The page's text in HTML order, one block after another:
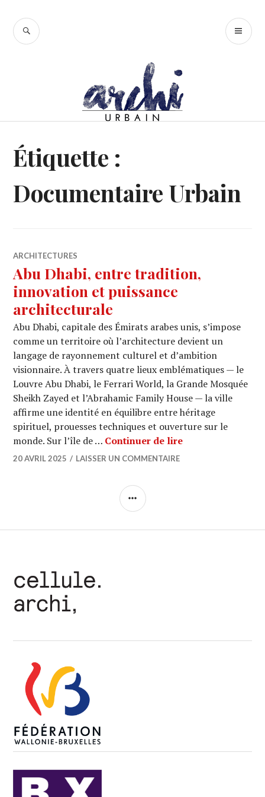
contenu
RECHERCHE
Étiquette :
Documentaire Urbain
ARCHITECTURES
Abu Dhabi, entre tradition,
innovation et puissance
architecturale
Abu Dhabi, capitale des Émirats arabes unis, s’impose
comme un territoire où l’architecture devient un
langage de rayonnement culturel et d’ambition
visionnaire. À travers quatre lieux emblématiques — le
Louvre Abu Dhabi, le Ferrari World, la Grande Mosquée
Sheikh Zayed et l’Abrahamic Family House — la ville
affirme une identité en équilibre entre héritage
spirituel, prouesses techniques et ouverture sur le
monde. Sur l’île de … Continuer de lireAbu Dhabi,
20 AVRIL 2025 LAISSER UN COMMENTAIRE
COLONNE